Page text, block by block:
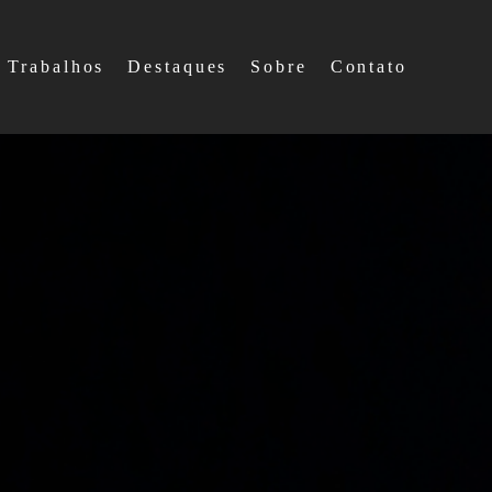
Trabalhos Destaques Sobre Contato